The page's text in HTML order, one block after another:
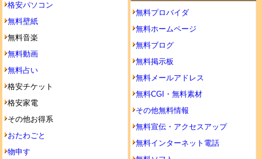
格安パソコン
無料壁紙
無料音楽
無料動画
無料占い
格安チケット
格安家電
その他お得系
おたわごと
物申す
無料プロバイダ
無料ホームページ
無料ブログ
無料掲示板
無料メールアドレス
無料CGI・無料素材
その他無料情報
無料宣伝・アクセスアップ
無料インターネット電話